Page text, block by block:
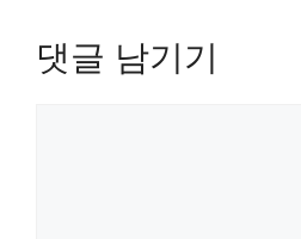
댓글 남기기